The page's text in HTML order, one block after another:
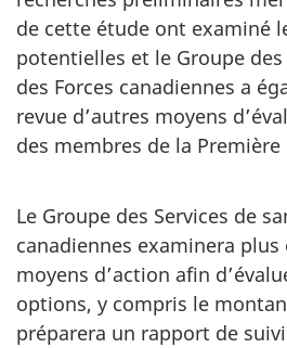
de cette étude ont examiné
potentielles et le Groupe des
des Forces canadiennes a
revue d’autres moyens
des membres de la Première
Le Groupe des Services de
canadiennes examinera
moyens d’action afin
options, y compris le
préparera un rapport de